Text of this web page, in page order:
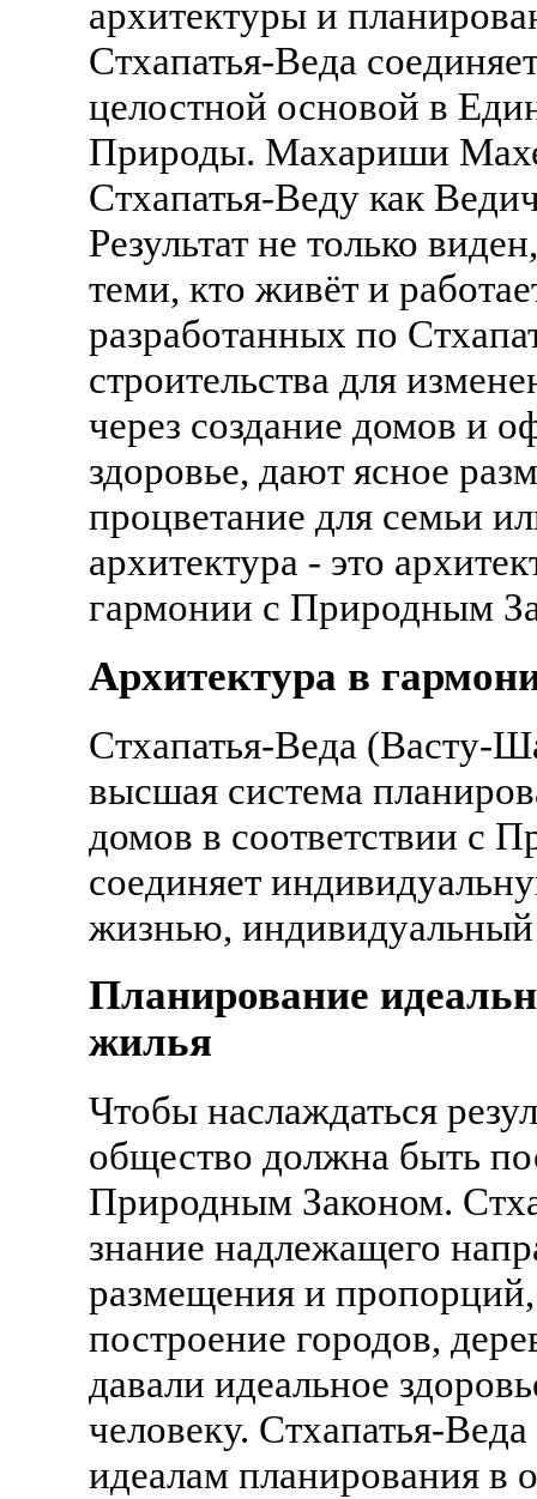
архитектуры и
Стхапатья-Веда
целостной основой в
Природы. Махариши
Стхапатья-Веду как
Результат не только
теми, кто живёт и
разработанных по
строительства для
через создание домов и
здоровье, дают ясное
процветание для семьи
архитектура - это
гармонии с Природным
Архитектура в
Стхапатья-Веда (Васту-
высшая система
домов в соответствии с
соединяет
жизнью,
Планирование
жилья
Чтобы наслаждаться
общество должна быть
Природным Законом.
знание надлежащего
размещения и
построение городов,
давали идеальное
человеку. Стхапатья-
идеалам планирования в